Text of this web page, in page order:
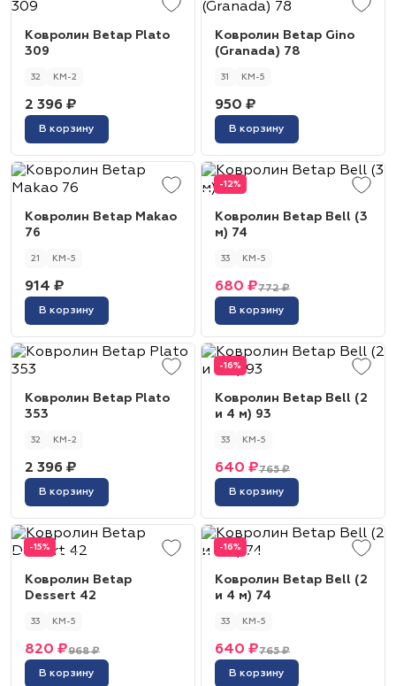
Ковролин Betap Plato
309
32 КМ-2
2 396 ₽
В корзину
Ковролин Betap Gino
(Granada) 78
31 КМ-5
950 ₽
В корзину
Ковролин Betap Makao
76
21 КМ-5
914 ₽
В корзину
-12%
Ковролин Betap Bell (3
м) 74
33 КМ-5
772 ₽
680 ₽
В корзину
Ковролин Betap Plato
353
32 КМ-2
2 396 ₽
В корзину
-16%
Ковролин Betap Bell (2
и 4 м) 93
33 КМ-5
765 ₽
640 ₽
В корзину
-15%
Ковролин Betap
Dessert 42
33 КМ-5
968 ₽
820 ₽
В корзину
-16%
Ковролин Betap Bell (2
и 4 м) 74
33 КМ-5
765 ₽
640 ₽
В корзину